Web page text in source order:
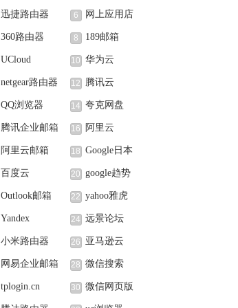
迅捷路由器 6 网上应用店
360路由器 8 189邮箱
UCloud 10 华为云
netgear路由器 12 腾讯云
QQ浏览器 14 夸克网盘
腾讯企业邮箱 16 阿里云
阿里云邮箱 18 Google日本
百度云 20 google趋势
Outlook邮箱 22 yahoo雅虎
Yandex 24 远景论坛
小米路由器 26 亚马逊云
网易企业邮箱 28 微信搜索
tplogin.cn 30 微信网页版